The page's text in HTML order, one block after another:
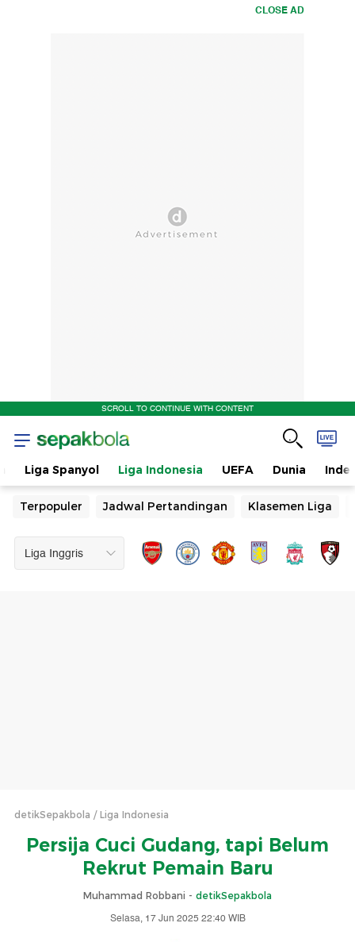
CLOSE AD
SCROLL TO CONTINUE WITH CONTENT
Liga Spanyol Liga Indonesia UEFA Dunia
Terpopuler Jadwal Pertandingan Klasemen Liga
detikSepakbola Liga Indonesia
Persija Cuci Gudang, tapi Belum
Rekrut Pemain Baru
Muhammad Robbani - detikSepakbola
Selasa, 17 Jun 2025 22:40 WIB